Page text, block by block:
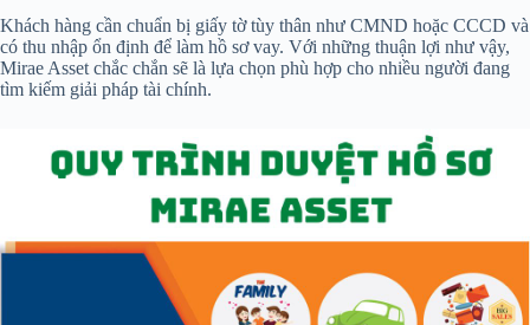
Khách hàng cần chuẩn bị giấy tờ tùy thân như CMND hoặc CCCD và
có thu nhập ổn định để làm hồ sơ vay. Với những thuận lợi như vậy,
Mirae Asset chắc chắn sẽ là lựa chọn phù hợp cho nhiều người đang
tìm kiếm giải pháp tài chính.